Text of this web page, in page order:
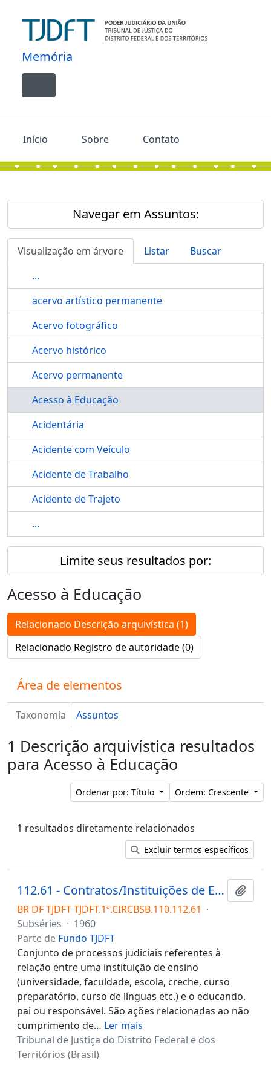
Memória
Toggle navigation
Início Sobre Contato
Navegar em Assuntos:
Visualização em árvore Listar
Buscar
...
acervo artístico permanente
Acervo fotográfico
Acervo histórico
Acervo permanente
Acesso à Educação
Acidentária
Acidente com Veículo
Acidente de Trabalho
Acidente de Trajeto
...
Limite seus resultados por:
Acesso à Educação
Relacionado Descrição arquivística (1)
Relacionado Registro de autoridade (0)
Área de elementos
Taxonomia Assuntos
1 Descrição arquivística resultados
para Acesso à Educação
Ordenar por: Título Ordem: Crescente
1 resultados diretamente relacionados
Excluir termos específicos
112.61 - Contratos/Instituições de Ensino/Acesso à Educação
BR DF TJDFT TJDFT.1ª.CIRCBSB.110.112.61 ·
Subséries · 1960
Parte de Fundo TJDFT
Conjunto de processos judiciais referentes à
relação entre uma instituição de ensino
(universidade, faculdade, escola, creche, curso
preparatório, curso de línguas etc.) e o educando,
pai ou responsável. São ações relacionadas ao não
cumprimento de… Ler mais
Tribunal de Justiça do Distrito Federal e dos
Territórios (Brasil)